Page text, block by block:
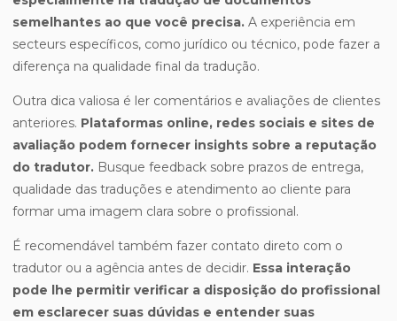
semelhantes ao que você precisa. A experiência em
secteurs específicos, como jurídico ou técnico, pode fazer a
diferença na qualidade final da tradução.
Outra dica valiosa é ler comentários e avaliações de clientes
anteriores. Plataformas online, redes sociais e sites de
avaliação podem fornecer insights sobre a reputação
do tradutor. Busque feedback sobre prazos de entrega,
qualidade das traduções e atendimento ao cliente para
formar uma imagem clara sobre o profissional.
É recomendável também fazer contato direto com o
tradutor ou a agência antes de decidir. Essa interação
pode lhe permitir verificar a disposição do profissional
em esclarecer suas dúvidas e entender suas